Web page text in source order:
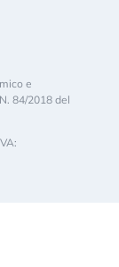
e
84/2018 del